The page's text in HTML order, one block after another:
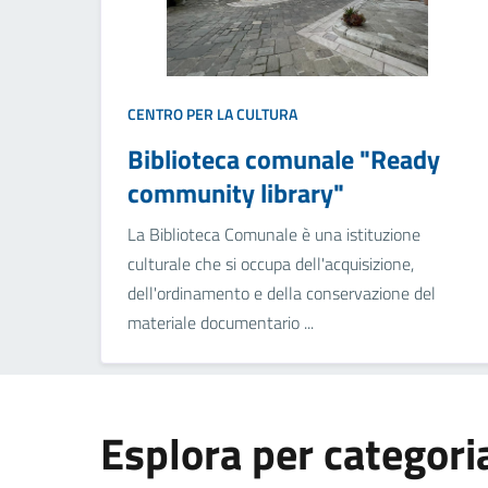
CENTRO PER LA CULTURA
Biblioteca comunale "Ready
community library"
La Biblioteca Comunale è una istituzione
culturale che si occupa dell'acquisizione,
dell'ordinamento e della conservazione del
materiale documentario ...
Esplora per